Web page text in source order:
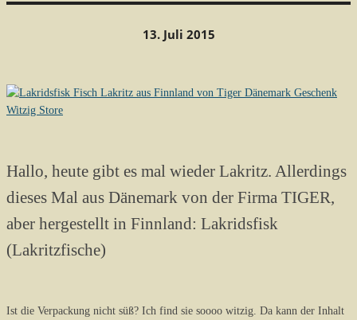
13. Juli 2015
Hallo, heute gibt es mal wieder Lakritz. Allerdings
dieses Mal aus Dänemark von der Firma TIGER,
aber hergestellt in Finnland: Lakridsfisk
(Lakritzfische)
Ist die Verpackung nicht süß? Ich find sie soooo witzig. Da kann der Inhalt